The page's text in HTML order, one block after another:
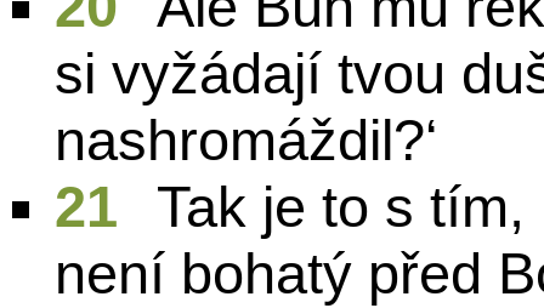
si vyžádají tvou
nashromáždil?‘
21
Tak je to s
není bohatý před